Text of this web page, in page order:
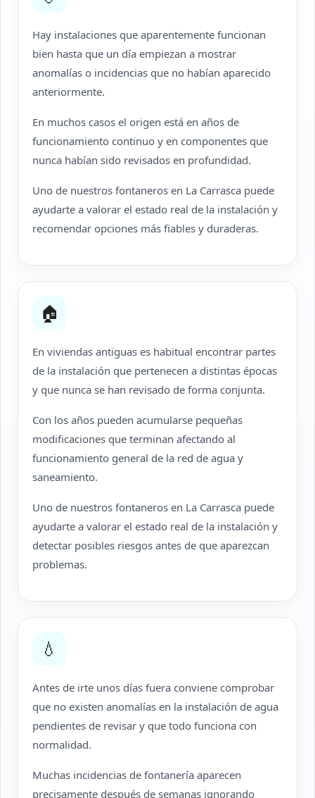
Hay instalaciones que aparentemente funcionan
bien hasta que un día empiezan a mostrar
anomalías o incidencias que no habían aparecido
anteriormente.
En muchos casos el origen está en años de
funcionamiento continuo y en componentes que
nunca habían sido revisados en profundidad.
Uno de nuestros fontaneros en La Carrasca puede
ayudarte a valorar el estado real de la instalación y
recomendar opciones más fiables y duraderas.
🏠
En viviendas antiguas es habitual encontrar partes
de la instalación que pertenecen a distintas épocas
y que nunca se han revisado de forma conjunta.
Con los años pueden acumularse pequeñas
modificaciones que terminan afectando al
funcionamiento general de la red de agua y
saneamiento.
Uno de nuestros fontaneros en La Carrasca puede
ayudarte a valorar el estado real de la instalación y
detectar posibles riesgos antes de que aparezcan
problemas.
💧
Antes de irte unos días fuera conviene comprobar
que no existen anomalías en la instalación de agua
pendientes de revisar y que todo funciona con
normalidad.
Muchas incidencias de fontanería aparecen
precisamente después de semanas ignorando